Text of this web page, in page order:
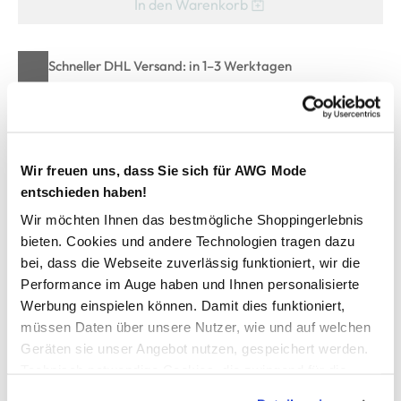
Wir freuen uns, dass Sie sich für AWG Mode
entschieden haben!
Wir möchten Ihnen das bestmögliche Shoppingerlebnis
bieten. Cookies und andere Technologien tragen dazu
bei, dass die Webseite zuverlässig funktioniert, wir die
Performance im Auge haben und Ihnen personalisierte
Werbung einspielen können. Damit dies funktioniert,
müssen Daten über unsere Nutzer, wie und auf welchen
Geräten sie unser Angebot nutzen, gespeichert werden.
In den Warenkorb
Schneller DHL Versand: in 1–3 Werktagen
Kostenfreie Rücksendung innerhalb 14 Tage
Zur Wunschliste hinzufügen
Jungen Hoodie mit Front-und Backprint
cooler Hoodie von One Way
mit lässigem Front-und Backprint
Bündchen an den Ärmeln und am Saum